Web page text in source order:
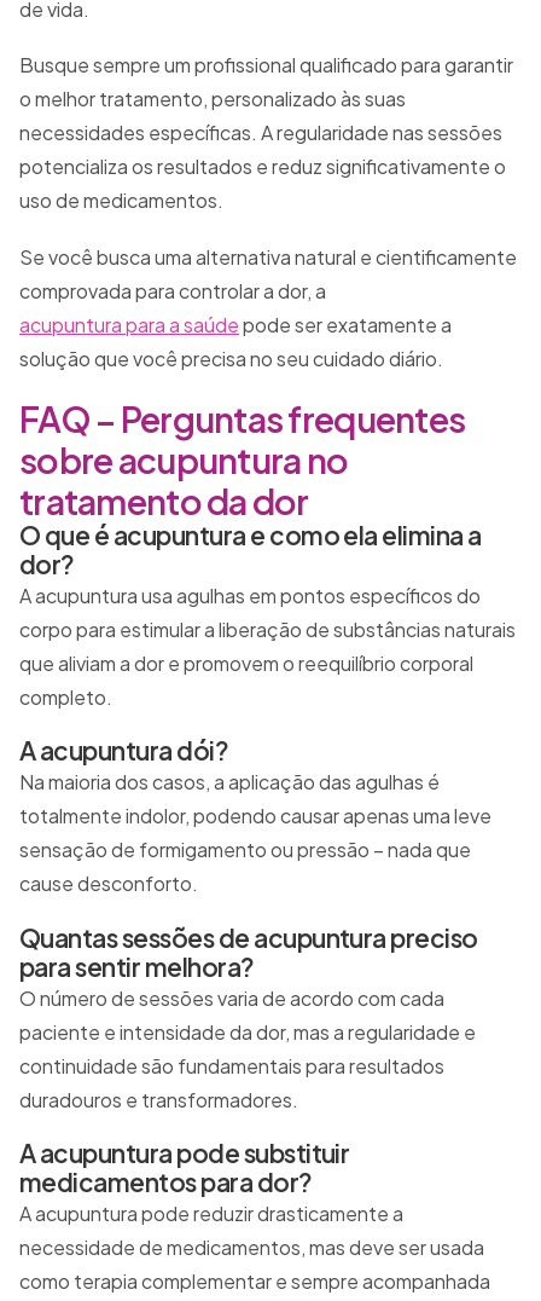
de vida.
Busque sempre um profissional qualificado para garantir
o melhor tratamento, personalizado às suas
necessidades específicas. A regularidade nas sessões
potencializa os resultados e reduz significativamente o
uso de medicamentos.
Se você busca uma alternativa natural e cientificamente
comprovada para controlar a dor, a
acupuntura para a saúdepode ser exatamente a
solução que você precisa no seu cuidado diário.
FAQ – Perguntas frequentes
sobre acupuntura no
tratamento da dor
O que é acupuntura e como ela elimina a
dor?
A acupuntura usa agulhas em pontos específicos do
corpo para estimular a liberação de substâncias naturais
que aliviam a dor e promovem o reequilíbrio corporal
completo.
A acupuntura dói?
Na maioria dos casos, a aplicação das agulhas é
totalmente indolor, podendo causar apenas uma leve
sensação de formigamento ou pressão – nada que
cause desconforto.
Quantas sessões de acupuntura preciso
para sentir melhora?
O número de sessões varia de acordo com cada
paciente e intensidade da dor, mas a regularidade e
continuidade são fundamentais para resultados
duradouros e transformadores.
A acupuntura pode substituir
medicamentos para dor?
A acupuntura pode reduzir drasticamente a
necessidade de medicamentos, mas deve ser usada
como terapia complementar e sempre acompanhada